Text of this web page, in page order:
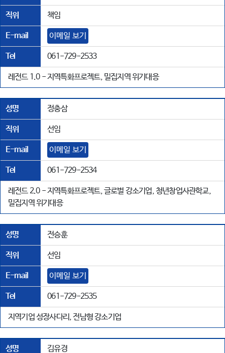
직위 책임
E-mail 이메일 보기
Tel 061-729-2533
레전드 1.0 - 지역특화프로젝트, 밀집지역 위기대응
성명 정충삼
직위 선임
E-mail 이메일 보기
Tel 061-729-2534
레전드 2.0 - 지역특화프로젝트, 글로벌 강소기업, 청년창업사관학교,
밀집지역 위기대응
성명 전승훈
직위 선임
E-mail 이메일 보기
Tel 061-729-2535
지역기업 성장사다리, 전남형 강소기업
성명 김유경